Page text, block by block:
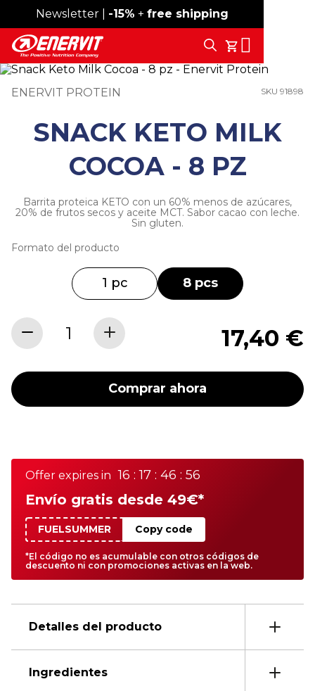
Envío gratis desde 59 €
Newsletter | -15% + free shipping
Tu Carrito
Search
ENERVIT PROTEIN SKU 91898
SNACK KETO MILK
COCOA - 8 PZ
Barrita proteica KETO con un 60% menos de azúcares,
20% de frutos secos y aceite MCT. Sabor cacao con leche.
Sin gluten.
Formato del producto
1 pc 8 pcs
17,40 €
Comprar ahora
Offer expires in 16 : 17 : 46 : 56
Envío gratis desde 49€*
FUELSUMMER Copy code
*El código no es acumulable con otros códigos de
descuento ni con promociones activas en la web.
Detalles del producto
Ingredientes